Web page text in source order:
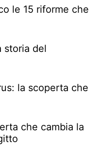
le 15 riforme che
storia del
la scoperta che
che cambia la